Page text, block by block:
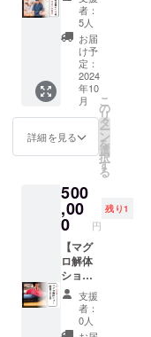
本 産
地：宮
崎県
（結城
水産）
〈ご提
供方
法〉
メール
にてス
ジュー
ル調整
後、寿
しらぼ
す。 ※
有効期
間：
10月〜
2025年
12月ま
で
い）
２〜４
名様で
利用可
能で
す。
〈ご提
供方
法〉
メール
ル調整
後、支
援者様
のご指
定の場
所へ
ケータ
リング
いたし
ます。
験】 寿
司職人
が直接
レク
チャー
し握り
体験を
行いま
す。 ※3
回（3日
間）の
いま
す。 ※
握った
お寿司
は食べ
られま
す。
〈ご提
供方
法〉
メール
者：
5人
お届
け予
定：
2024
年10
月
詳細を見る
こ
の
リ
タ
ー
ン
を
選
択
す
る
500
,00
0 円
残り1
【マグ
ロ解体
ショー
を開催
出来る
券】 大
人数の
支援
者：
0人